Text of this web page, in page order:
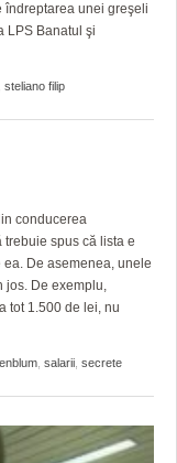
îndreptarea unei greşeli
LPS Banatul şi
steliano filip
conducerea
trebuie spus că lista e
De asemenea, unele
jos. De exemplu,
tot 1.500 de lei, nu
salarii secrete